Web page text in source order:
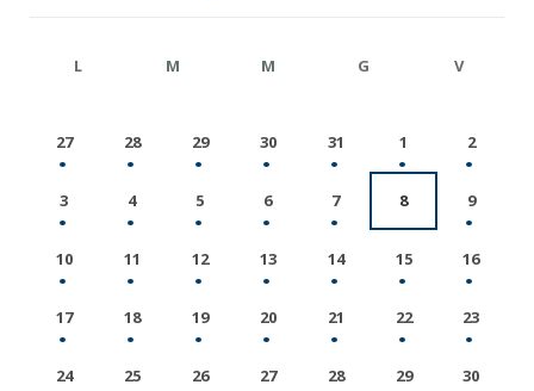
L M M G V
27 28 29 30 31 1 2
3 4 5 6 7 8 9
10 11 12 13 14 15 16
17 18 19 20 21 22 23
24 25 26 27 28 29 30